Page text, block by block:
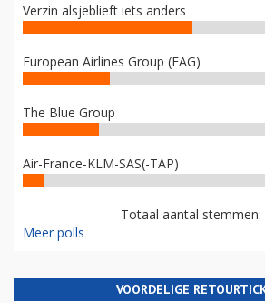
Verzin alsjeblieft iets anders
European Airlines Group (EAG)
The Blue Group
Air-France-KLM-SAS(-TAP)
Totaal aantal stemmen:
Meer polls
VOORDELIGE